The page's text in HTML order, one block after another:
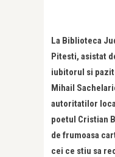
La Biblioteca
Pitesti, asistat
iubitorul si
Mihail
autoritatilor
poetul Cristian
de frumoasa
cei ce stiu sa